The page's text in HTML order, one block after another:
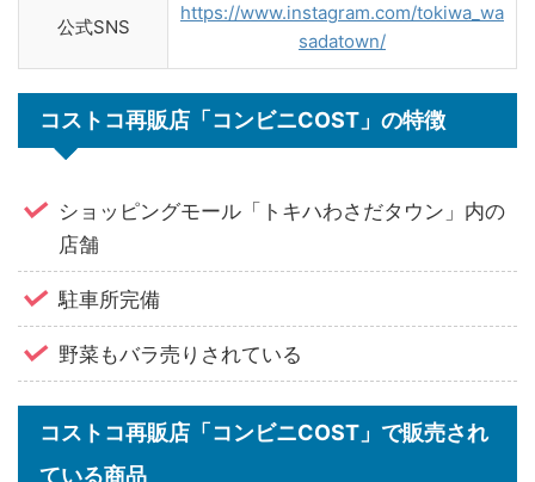
公式SNS
https://www.instagram.com/tokiwa_wa
sadatown/
コストコ再販店「コンビニCOST」の特徴
ショッピングモール「トキハわさだタウン」内の
店舗
駐車所完備
野菜もバラ売りされている
コストコ再販店「コンビニCOST」で販売され
ている商品